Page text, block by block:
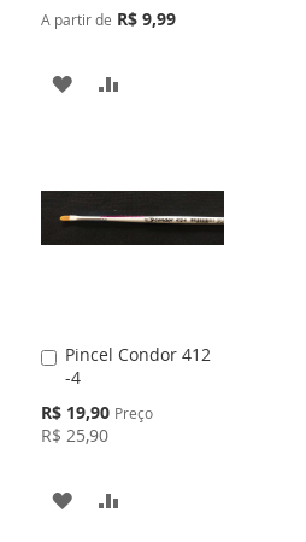
A partir de R$ 9,99
ADICIONAR
DESEJOS
Pincel Condor 412
-4
Preço
Especial
R$ 19,90 Preço
R$ 25,90
Adicionar
ao
Carrinho
ADICIONAR